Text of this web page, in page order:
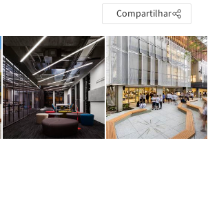
Compartilhar